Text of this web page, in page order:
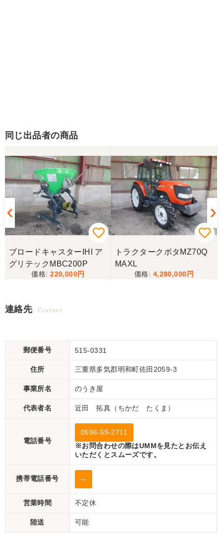
同じ出品者の商品
ブロードキャスターIHI ア
グリテックMBC200P
220,000
トラクタークボタMZ70Q
MAXL
4,280,000
連絡先 Contact
郵便番号 515-0331
住所 三重県多気郡明和町佐田2059-3
事業所名 のうき屋
代表者名 近田 拓真（ちかだ たくま）
電話番号
0596-55-2711
※お問合わせの際はUMMを見たとお伝え
いただくとスムーズです。
携帯電話番号 --
営業時間 不定休
陸送 可能